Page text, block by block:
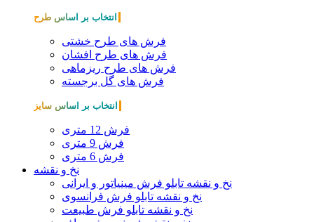
انتخاب بر اساس طرح
فرش های طرح خشتی
فرش های طرح افشان
فرش های طرح ریزماهی
فرش های گل برجسته
انتخاب بر اساس سایز
فرش 12 متری
فرش 9 متری
فرش 6 متری
نخ و نقشه
نخ و نقشه تابلو فرش مینیاتور و ایرانی
نخ و نقشه تابلو فرش فرانسوی
نخ و نقشه تابلو فرش طبیعت